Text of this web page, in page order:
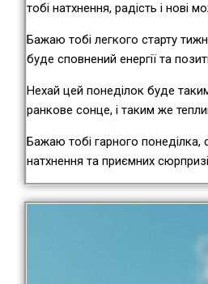
тобі натхнення, радість і нові
Бажаю тобі легкого старту
буде сповнений енергії та
Нехай цей понеділок буде
ранкове сонце, і таким же
Бажаю тобі гарного понеділка,
натхнення та приємних